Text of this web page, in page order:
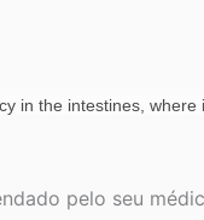
in the intestines,
pelo seu